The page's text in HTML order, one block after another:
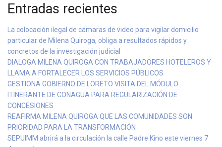
Entradas recientes
La colocación ilegal de cámaras de video para vigilar domicilio
particular de Milena Quiroga, obliga a resultados rápidos y
concretos de la investigación judicial
DIALOGA MILENA QUIROGA CON TRABAJADORES HOTELEROS Y
LLAMA A FORTALECER LOS SERVICIOS PÚBLICOS
GESTIONA GOBIERNO DE LORETO VISITA DEL MÓDULO
ITINERANTE DE CONAGUA PARA REGULARIZACIÓN DE
CONCESIONES
REAFIRMA MILENA QUIROGA QUE LAS COMUNIDADES SON
PRIORIDAD PARA LA TRANSFORMACIÓN
SEPUIMM abrirá a la circulación la calle Padre Kino este viernes 7